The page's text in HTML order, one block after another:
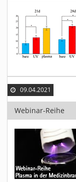
09.04.2021
Webinar-Reihe